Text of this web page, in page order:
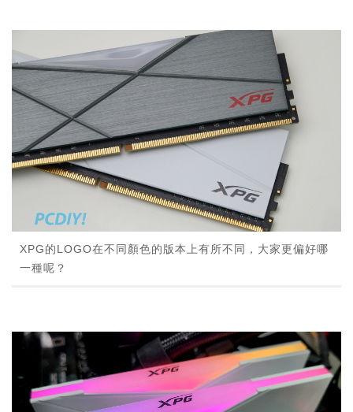
XPG的LOGO在不同顏色的版本上有所不同，大家更偏好哪
一種呢？